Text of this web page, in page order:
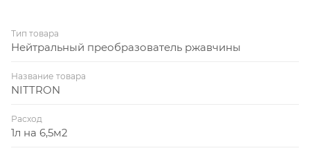
Тип товара
Нейтральный преобразователь ржавчины
Название товара
NITTRON
Расход
1л на 6,5м2